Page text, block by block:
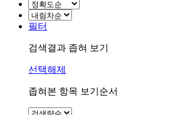
필터
검색결과 좁혀 보기
선택해제
좁혀본 항목 보기순서